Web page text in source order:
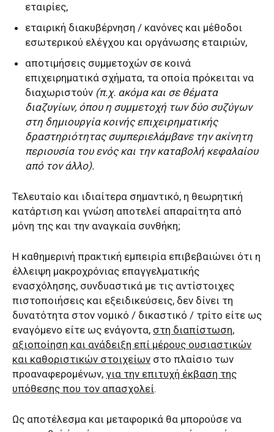
εταιρίες,
εταιρική διακυβέρνηση / κανόνες και μέθοδοι
εσωτερικού ελέγχου και οργάνωσης εταιριών,
αποτιμήσεις συμμετοχών σε κοινά
επιχειρηματικά σχήματα, τα οποία πρόκειται να
διαχωριστούν (π.χ. ακόμα και σε θέματα
διαζυγίων, όπου η συμμετοχή των δύο συζύγων
στη δημιουργία κοινής επιχειρηματικής
δραστηριότητας συμπεριελάμβανε την ακίνητη
περιουσία του ενός και την καταβολή κεφαλαίου
από τον άλλο).
Τελευταίο και ιδιαίτερα σημαντικό, η θεωρητική
κατάρτιση και γνώση αποτελεί απαραίτητα από
μόνη της και την αναγκαία συνθήκη;
Η καθημερινή πρακτική εμπειρία επιβεβαιώνει ότι η
έλλειψη μακροχρόνιας επαγγελματικής
ενασχόλησης, συνδυαστικά με τις αντίστοιχες
πιστοποιήσεις και εξειδικεύσεις, δεν δίνει τη
δυνατότητα στον νομικό / δικαστικό / τρίτο είτε ως
εναγόμενο είτε ως ενάγοντα, στη διαπίστωση,
αξιοποίηση και ανάδειξη επί μέρους ουσιαστικών
και καθοριστικών στοιχείων στο πλαίσιο των
προαναφερομένων, για την επιτυχή έκβαση της
υπόθεσης που τον απασχολεί.
Ως αποτέλεσμα και μεταφορικά θα μπορούσε να